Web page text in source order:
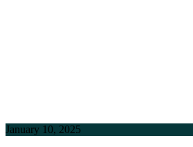
January 10, 2025